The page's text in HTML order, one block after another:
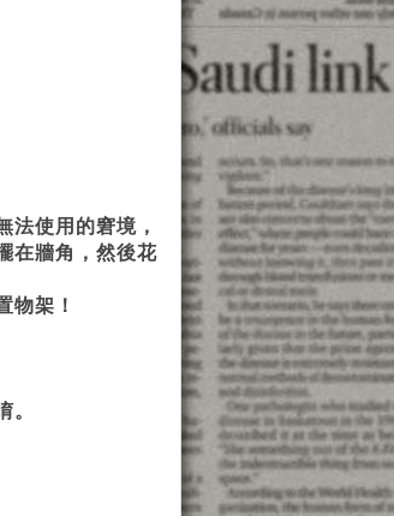
法使用的窘境，
在牆角，然後花
物架！
。